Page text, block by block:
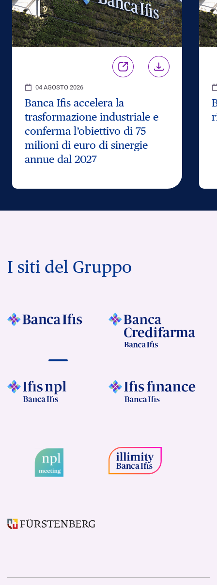
04 AGOSTO 2026
Banca Ifis accelera la
trasformazione industriale e
conferma l’obiettivo di 75
milioni di euro di sinergie
annue dal 2027
I siti del Gruppo